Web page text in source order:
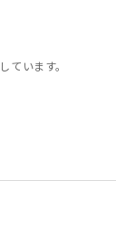
ています。